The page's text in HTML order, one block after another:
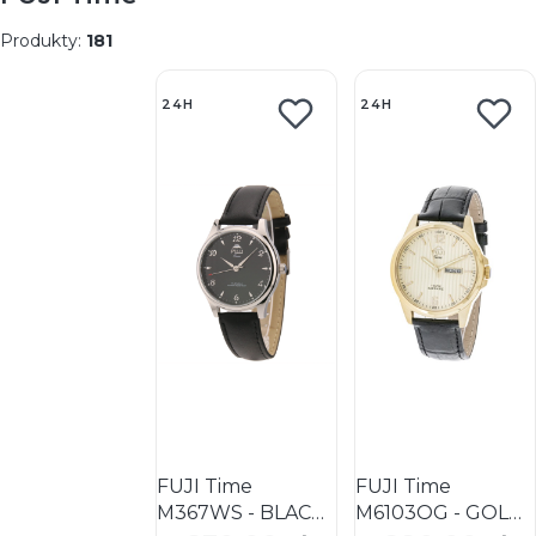
Produkty: 181
24H
FUJI Time
M367WS - BLACK -
24H
FUJI Time
M6103QG - GOLD